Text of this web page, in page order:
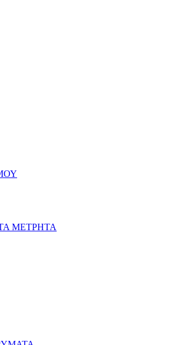
ΜΕΤΡΗΤΑ